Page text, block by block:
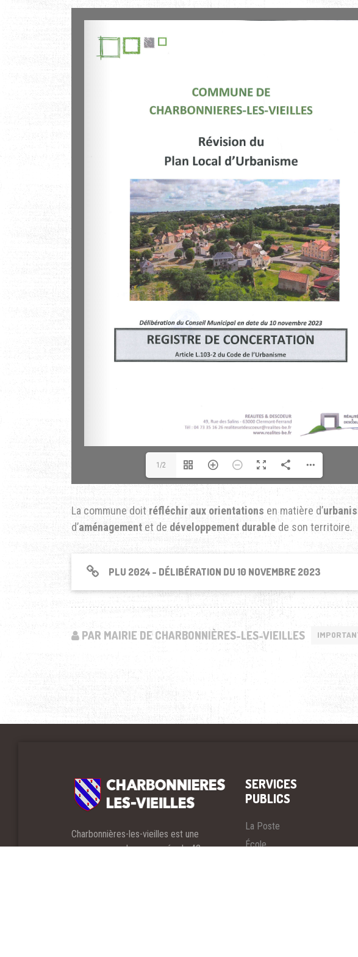
1/2
La commune doit réfléchir aux orientations en matière d’
d’aménagement et de développement durablede son territoire.
PLU 2024 - DÉLIBÉRATION DU 10 NOVEMBRE 2023
PAR MAIRIE DE CHARBONNIÈRES-LES-VIEILLES
Charbonnières-les-vieilles est une
commune rurale composée de 42
SERVICES
PUBLICS
La Poste
École